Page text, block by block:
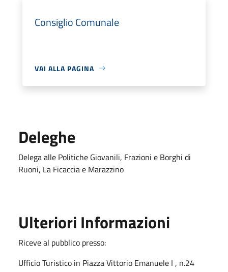
Consiglio Comunale
VAI ALLA PAGINA
Deleghe
Delega alle Politiche Giovanili, Frazioni e Borghi di
Ruoni, La Ficaccia e Marazzino
Ulteriori Informazioni
Riceve al pubblico presso:
Ufficio Turistico in Piazza Vittorio Emanuele I , n.24